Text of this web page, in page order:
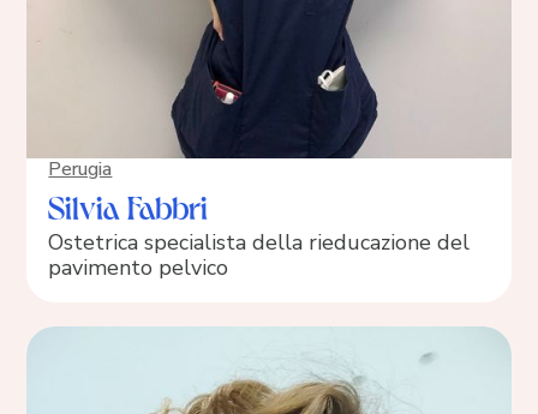
Perugia
Silvia Fabbri
Ostetrica specialista della rieducazione del
pavimento pelvico